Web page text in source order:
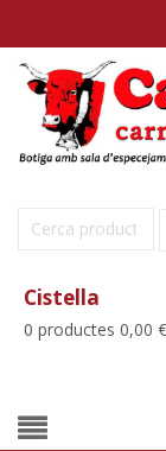
Cerca:
Cistella
0 productes 0,00 €